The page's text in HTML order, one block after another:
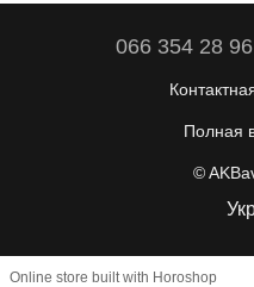
066 354 28 96
Полная
©
Online store built with Horoshop